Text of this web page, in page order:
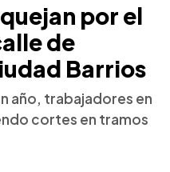
por el
de
Barrios
año, trabajadores en
cortes en tramos